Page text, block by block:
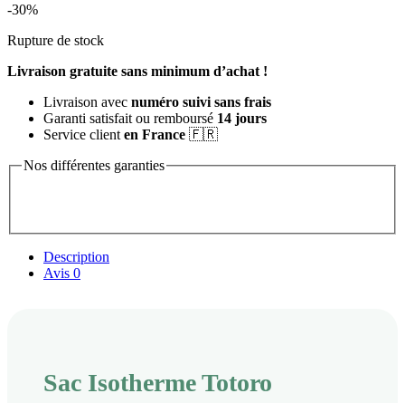
-30%
Rupture de stock
Livraison gratuite sans minimum d’achat !
Livraison avec numéro suivi sans frais
Garanti satisfait ou remboursé 14 jours
Service client en France 🇫🇷
Nos différentes garanties
Description
Avis 0
Sac Isotherme Totoro